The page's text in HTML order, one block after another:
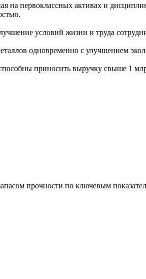
на первоклассных активах и
условий жизни и труда
одновременно с улучшением
приносить выручку свыше 1
прочности по ключевым